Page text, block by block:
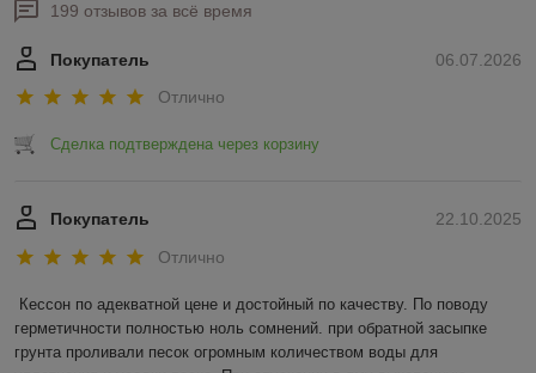
199 отзывов за всё время
06.07.2026
Покупатель
Отлично
Сделка подтверждена через корзину
22.10.2025
Покупатель
Отлично
Кессон по адекватной цене и достойный по качеству. По поводу
герметичности полностью ноль сомнений. при обратной засыпке
грунта проливали песок огромным количеством воды для